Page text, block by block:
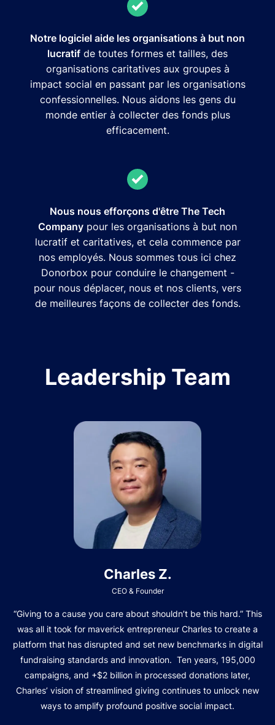
Notre logiciel aide les organisations à but non
lucratif de toutes formes et tailles, des
organisations caritatives aux groupes à
impact social en passant par les organisations
confessionnelles. Nous aidons les gens du
monde entier à collecter des fonds plus
efficacement.
Nous nous efforçons d'être The Tech
Company pour les organisations à but non
lucratif et caritatives, et cela commence par
nos employés. Nous sommes tous ici chez
Donorbox pour conduire le changement -
pour nous déplacer, nous et nos clients, vers
de meilleures façons de collecter des fonds.
Leadership Team
Charles Z.
CEO & Founder
“Giving to a cause you care about shouldn’t be this hard.” This
was all it took for maverick entrepreneur Charles to create a
platform that has disrupted and set new benchmarks in digital
fundraising standards and innovation. Ten years, 195,000
campaigns, and +$2 billion in processed donations later,
Charles’ vision of streamlined giving continues to unlock new
ways to amplify profound positive social impact.